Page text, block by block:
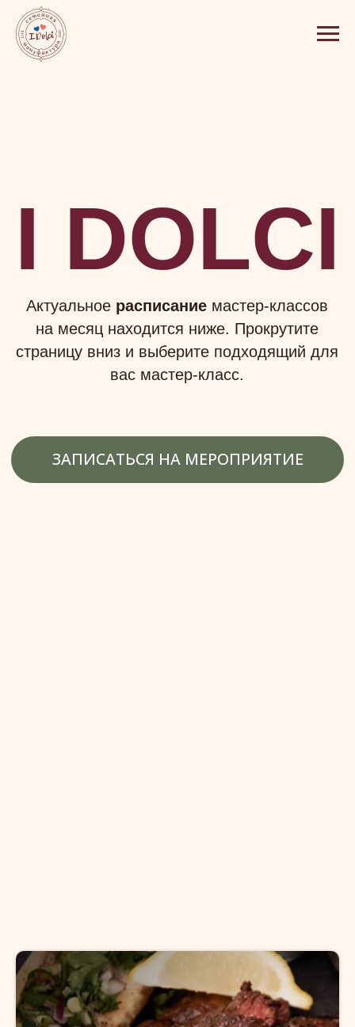
Актуальноерасписание мастер-классов
на месяц находится ниже. Прокрутите
страницу вниз и выберите подходящий для
вас мастер-класс.
ЗАПИСАТЬСЯ НА МЕРОПРИЯТИЕ